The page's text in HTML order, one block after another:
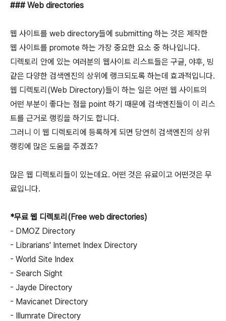
### Web directories
웹 사이트를 web directory들에 submitting 하는 것은 제작한
웹 사이트를 promote 하는 가장 중요한 요소 중 하나입니다.
디렉토리 안에 있는 여러분의 웹사이트 리스트들은 구글, 야후, 빙
같은 다양한 검색엔진의 상위에 랭크되도록 하는데 효과적입니다.
웹 디렉토리(Web Directory)들이 하는 일은 어떤 웹 사이트의
어떤 부분이 좋다는 점을 point 하기 때문에 검색엔진들이 이 리스
트를 근거로 랭킹을 하기도 합니다.
그러니 이 웹 디렉토리에 등록하게 되면 당연히 검색엔진의 상위
랭킹에 많은 도움을 주겠죠?
많은 웹 디렉토리들이 있는데요. 어떤 것은 유료이고 어떤것은 무
료입니다.
*무료 웹 디렉토리(Free web directories)
- DMOZ Directory
- Librarians' Internet Index Directory
- World Site Index
- Search Sight
- Jayde Directory
- Mavicanet Directory
- Illumrate Directory